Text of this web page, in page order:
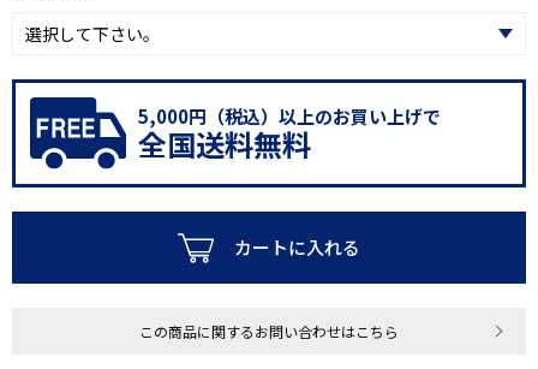
5,000円（税込）以上のお買い上げで
全国送料無料
カートに入れる
この商品に関するお問い合わせはこちら